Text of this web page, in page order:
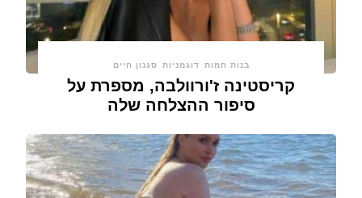
בנות חמות דוגמניות סגנון חיים
קריסטינה ז'ורוולבה, מספרת על
סיפור ההצלחה שלה